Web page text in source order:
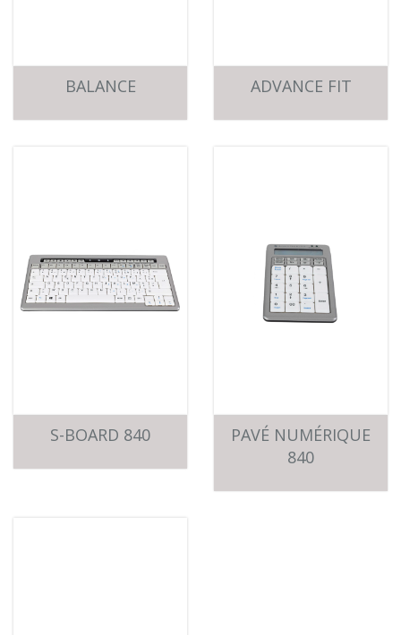
BALANCE ADVANCE FIT
S-BOARD 840
PAVÉ NUMÉRIQUE
840